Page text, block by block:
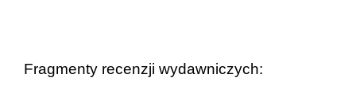
Fragmenty recenzji wydawniczych: